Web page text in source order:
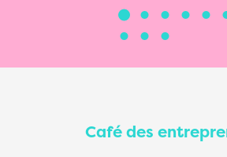
Café des